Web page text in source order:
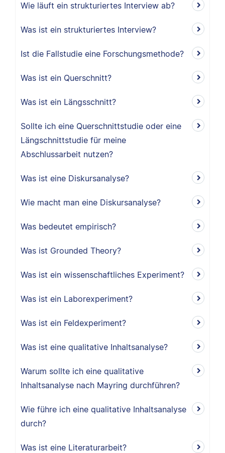
Wie läuft ein strukturiertes Interview ab?
Was ist ein strukturiertes Interview?
Ist die Fallstudie eine Forschungsmethode?
Was ist ein Querschnitt?
Was ist ein Längsschnitt?
Sollte ich eine Querschnittstudie oder eine
Längschnittstudie für meine
Abschlussarbeit nutzen?
Was ist eine Diskursanalyse?
Wie macht man eine Diskursanalyse?
Was bedeutet empirisch?
Was ist Grounded Theory?
Was ist ein wissenschaftliches Experiment?
Was ist ein Laborexperiment?
Was ist ein Feldexperiment?
Was ist eine qualitative Inhaltsanalyse?
Warum sollte ich eine qualitative
Inhaltsanalyse nach Mayring durchführen?
Wie führe ich eine qualitative Inhaltsanalyse
durch?
Was ist eine Literaturarbeit?